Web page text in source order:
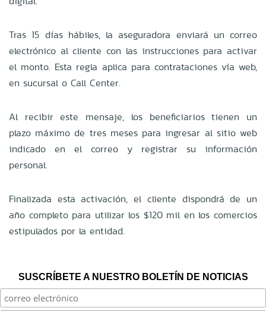
Tras 15 días hábiles, la aseguradora enviará un correo
electrónico al cliente con las instrucciones para activar
el monto. Esta regla aplica para contrataciones vía web,
en sucursal o Call Center.
Al recibir este mensaje, los beneficiarios tienen un
plazo máximo de tres meses para ingresar al sitio web
indicado en el correo y registrar su información
personal.
Finalizada esta activación, el cliente dispondrá de un
año completo para utilizar los $120 mil en los comercios
estipulados por la entidad.
SUSCRÍBETE A NUESTRO BOLETÍN DE NOTICIAS